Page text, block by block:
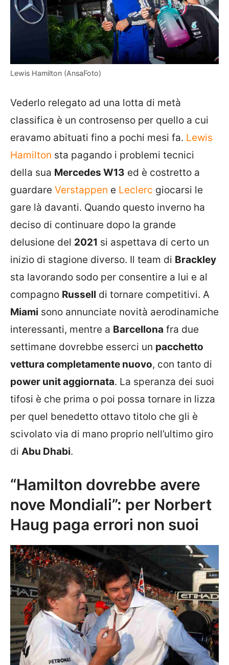
Lewis Hamilton (AnsaFoto)
Vederlo relegato ad una lotta di metà
classifica è un controsenso per quello a cui
eravamo abituati fino a pochi mesi fa. Lewis
Hamilton sta pagando i problemi tecnici
della sua Mercedes W13 ed è costretto a
guardare Verstappen e Leclerc giocarsi le
gare là davanti. Quando questo inverno ha
deciso di continuare dopo la grande
delusione del 2021 si aspettava di certo un
inizio di stagione diverso. Il team di Brackley
sta lavorando sodo per consentire a lui e al
compagno Russell di tornare competitivi. A
Miami sono annunciate novità aerodinamiche
interessanti, mentre a Barcellona fra due
settimane dovrebbe esserci un pacchetto
vettura completamente nuovo, con tanto di
power unit aggiornata. La speranza dei suoi
tifosi è che prima o poi possa tornare in lizza
per quel benedetto ottavo titolo che gli è
scivolato via di mano proprio nell’ultimo giro
di Abu Dhabi.
“Hamilton dovrebbe avere
nove Mondiali”: per Norbert
Haug paga errori non suoi